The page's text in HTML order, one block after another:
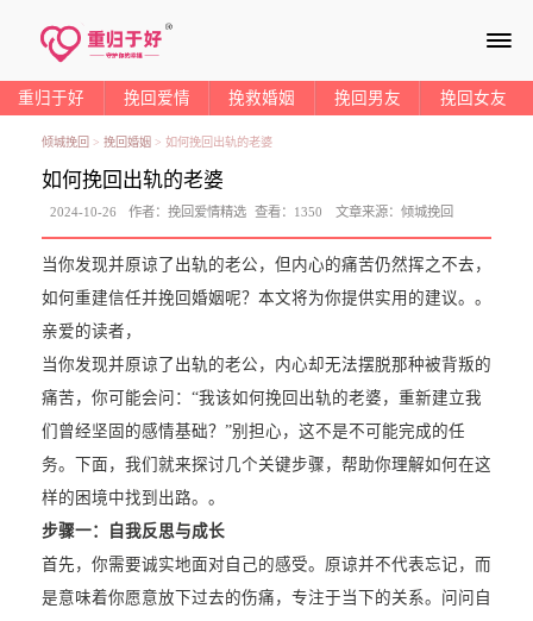
≡
重归于好 挽回爱情 挽救婚姻 挽回男友 挽回女友
倾城挽回 > 挽回婚姻 > 如何挽回出轨的老婆
如何挽回出轨的老婆
2024-10-26 作者：挽回爱情精选 查看： 1350 文章来源： 倾城挽回
当你发现并原谅了出轨的老公，但内心的痛苦仍然挥之不去，
如何重建信任并挽回婚姻呢？本文将为你提供实用的建议。。
亲爱的读者，
当你发现并原谅了出轨的老公，内心却无法摆脱那种被背叛的
痛苦，你可能会问：“我该如何挽回出轨的老婆，重新建立我
们曾经坚固的感情基础？”别担心，这不是不可能完成的任
务。下面，我们就来探讨几个关键步骤，帮助你理解如何在这
样的困境中找到出路。。
步骤一：
自我反思与成长
首先，你需要诚实地面对自己的感受。原谅并不代表忘记，而
是意味着你愿意放下过去的伤痛，专注于当下的关系。问问自